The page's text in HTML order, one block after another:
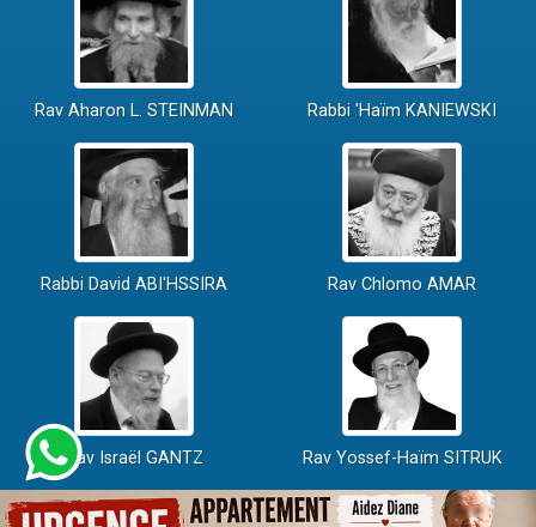
Rav Aharon L. STEINMAN Rabbi 'Haïm KANIEWSKI
Rabbi David ABI'HSSIRA Rav Chlomo AMAR
Rav Israël GANTZ Rav Yossef-Haïm SITRUK